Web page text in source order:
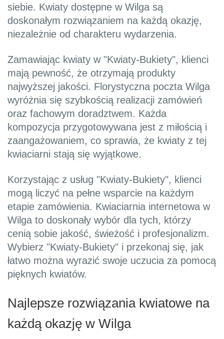
siebie. Kwiaty dostępne w Wilga są
doskonałym rozwiązaniem na każdą okazję,
niezależnie od charakteru wydarzenia.
Zamawiając kwiaty w "Kwiaty-Bukiety", klienci
mają pewność, że otrzymają produkty
najwyższej jakości. Florystyczna poczta Wilga
wyróżnia się szybkością realizacji zamówień
oraz fachowym doradztwem. Każda
kompozycja przygotowywana jest z miłością i
zaangażowaniem, co sprawia, że kwiaty z tej
kwiaciarni stają się wyjątkowe.
Korzystając z usług "Kwiaty-Bukiety", klienci
mogą liczyć na pełne wsparcie na każdym
etapie zamówienia. Kwiaciarnia internetowa w
Wilga to doskonały wybór dla tych, którzy
cenią sobie jakość, świeżość i profesjonalizm.
Wybierz "Kwiaty-Bukiety" i przekonaj się, jak
łatwo można wyrazić swoje uczucia za pomocą
pięknych kwiatów.
Najlepsze rozwiązania kwiatowe na
każdą okazję w Wilga